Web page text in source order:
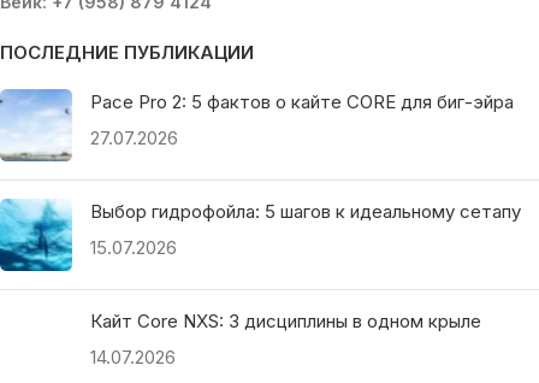
ПОСЛЕДНИЕ ПУБЛИКАЦИИ
Pace Pro 2: 5 фактов о кайте CORE для биг-эйра
27.07.2026
Выбор гидрофойла: 5 шагов к идеальному сетапу
15.07.2026
Кайт Core NXS: 3 дисциплины в одном крыле
14.07.2026